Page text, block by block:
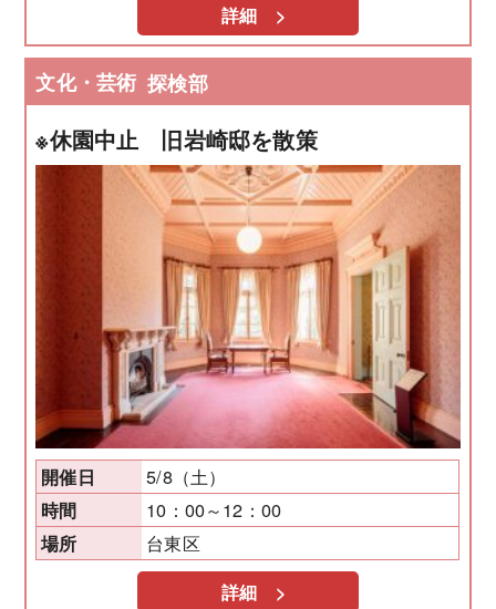
詳細 >
文化・芸術 探検部
※休園中止 旧岩崎邸を散策
開催日 5/8（土）
時間 10：00～12：00
場所 台東区
詳細 >